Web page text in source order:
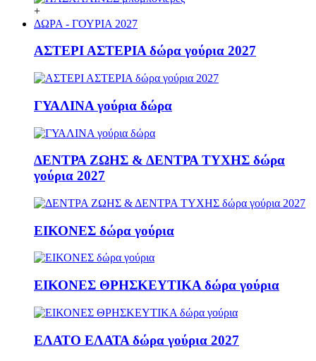
+
ΔΩΡΑ - ΓΟΥΡΙΑ 2027
ΑΣΤΕΡΙ ΑΣΤΕΡΙΑ δώρα γούρια 2027
ΓΥΑΛΙΝΑ γούρια δώρα
ΔΕΝΤΡΑ ΖΩΗΣ & ΔΕΝΤΡΑ ΤΥΧΗΣ δώρα
γούρια 2027
ΕΙΚΟΝΕΣ δώρα γούρια
ΕΙΚΟΝΕΣ ΘΡΗΣΚΕΥΤΙΚΑ δώρα γούρια
ΕΛΑΤΟ ΕΛΑΤΑ δώρα γούρια 2027